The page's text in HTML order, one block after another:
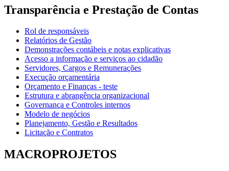
Transparência e Prestação de Contas
Rol de responsáveis
Relatórios de Gestão
Demonstrações contábeis e notas explicativas
Acesso a informação e serviços ao cidadão
Servidores, Cargos e Remunerações
Execução orçamentária
Orçamento e Finanças - teste
Estrutura e abrangência organizacional
Governança e Controles internos
Modelo de negócios
Planejamento, Gestão e Resultados
Licitação e Contratos
MACROPROJETOS